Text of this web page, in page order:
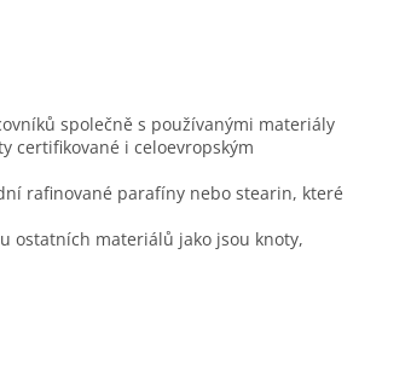
společně s používanými materiály
certifikované i celoevropským
rafinované parafíny nebo stearin, které
ostatních materiálů jako jsou knoty,